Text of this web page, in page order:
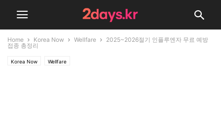
Home Korea Now Wellfare
2025~2026절기 인플루엔자 무료 예방
접종 총정리
Korea Now Wellfare